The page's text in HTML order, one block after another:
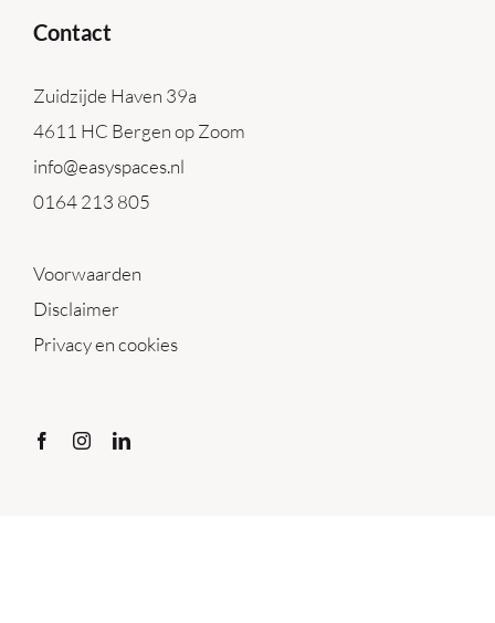
Contact
Zuidzijde Haven 39a
4611 HC Bergen op Zoom
info@easyspaces.nl
0164 213 805
Voorwaarden
Disclaimer
Privacy en cookies